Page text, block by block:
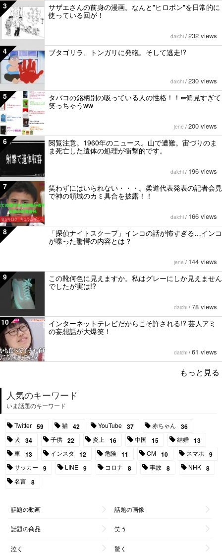
3
サザエさんの前身の漫画。なんと"ヒロポン"を日常的に
使っている回が！
daichi / 232 views
4 ブタゴリラ、トンガリに発砲。そして逃走!?
daichi / 230 views
5
タバコの銘柄別の吸っている人の性格！！⇐偏見すぎて
笑っちゃうww
jene / 200 views
6
閲覧注意。1960年のニュース。山で遭難。宙づりのま
ま死亡した遺体の処理が衝撃的です。
daichi / 196 views
7
笑わずにはいられない・・・。柔道代表発表の記者会見
で神の領域のカミ具合を披露！！
daichi / 166 views
8
「探偵ナイトスクープ」インコの話が怖すぎる…インコ
が喋った驚愕の内容とは？
jene / 144 views
9
この靴何色に見えますか。私はグレーにしか見えません
でしたが実は!?
daichi / 78 views
10
インターネットテレビだからこそ許される!? 芸人アミ
の妄想話が大爆笑！
daichi / 61 views
もっと見る
人気のキーワード
いま話題のキーワード
Twitter 59 猫 42 YouTube 37 赤ちゃん 36
犬 34 子供 22 炎上 16 中国 15 結婚 13
車 13 インスタ 12 危険 11 CM 10 スマホ 9
サッカー 9 LINE 9 コロナ 8 事故 8 NHK 8
名言 8
話題の動画 話題の画像
話題の商品 笑う
泣く 驚く